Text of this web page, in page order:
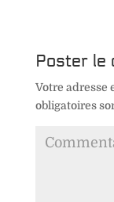
Poster le
Votre adresse
obligatoires